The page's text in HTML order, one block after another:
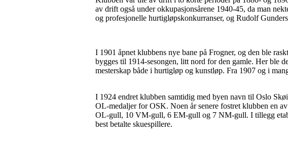
av drift også under okkupasjonsårene 1940-45, da man
og profesjonelle hurtigløpskonkurranser, og Rudolf
I 1901 åpnet klubbens nye bane på Frogner, og den ble
bygges til 1914-sesongen, litt nord for den gamle. Her ble
mesterskap både i hurtigløp og kunstløp. Fra 1907 og i
I 1924 endret klubben samtidig med byen navn til Oslo
OL-medaljer for OSK. Noen år senere fostret klubben en
OL-gull, 10 VM-gull, 6 EM-gull og 7 NM-gull. I tillegg
best betalte skuespillere.